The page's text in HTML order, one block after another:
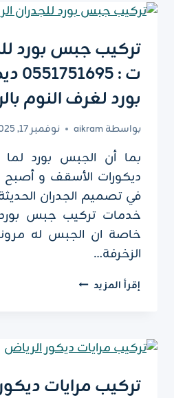
بالرياض
–
ديكورات
ورق
جدران
تركيب جبس بورد
ت :
بورد لغرف النوم
بواسطةaikram نوفمبر 17, 2025
بما أن الجبس بورد
ديكورات الأسقف و أصبح
في تصميم الجدران
خدمات تركيب جبس بورد
خاصة ان الجبس له
الزخرفة…
إقرأ المزيد تركيب
الرياض
0551751695
تركيب مرايات